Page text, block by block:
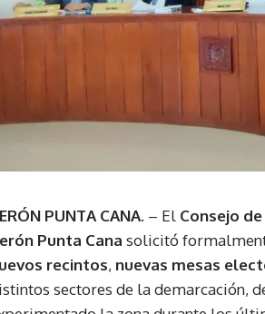
PUNTA CANA. – El Consejo
Punta Cana solicitó
recintos, nuevas mesas
sectores de la demarcación,